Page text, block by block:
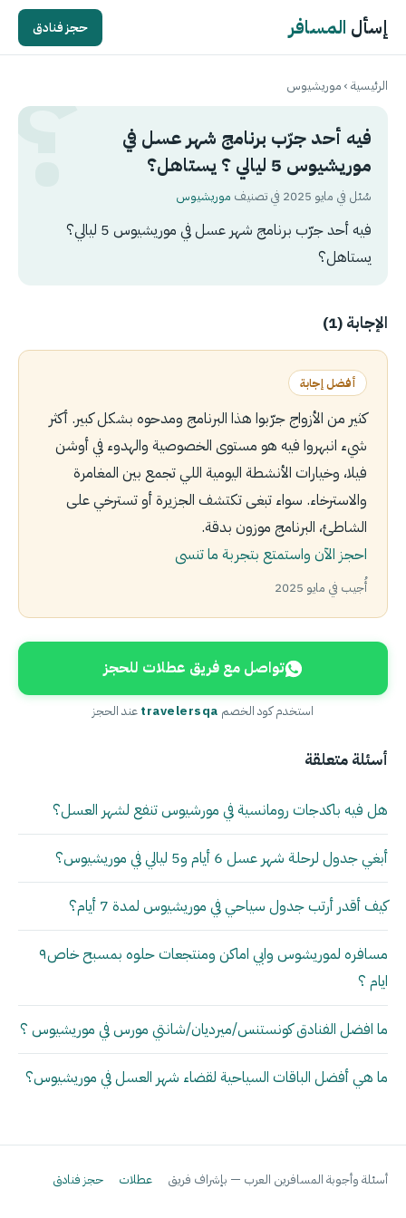
إسأل المسافر حجز فنادق
الرئيسية›موريشيوس
فيه أحد جرّب برنامج شهر عسل في
موريشيوس 5 ليالي ؟ يستاهل؟
سُئل في مايو 2025 في تصنيف موريشيوس
فيه أحد جرّب برنامج شهر عسل في موريشيوس 5 ليالي؟
يستاهل؟
الإجابة (1)
أفضل إجابة
كثير من الأزواج جرّبوا هذا البرنامج ومدحوه بشكل كبير. أكثر
شيء انبهروا فيه هو مستوى الخصوصية والهدوء في أوشن
فيلا، وخيارات الأنشطة اليومية اللي تجمع بين المغامرة
والاسترخاء. سواء تبغى تكتشف الجزيرة أو تسترخي على
الشاطئ، البرنامج موزون بدقة.
احجز الآن واستمتع بتجربة ما تنسى
أُجيب في مايو 2025
تواصل مع فريق عطلات للحجز
استخدم كود الخصم travelersqaعند الحجز
أسئلة متعلقة
هل فيه باكدجات رومانسية في مورشيوس تنفع لشهر العسل؟
أبغي جدول لرحلة شهر عسل 6 أيام و5 ليالي في موريشيوس؟
كيف أقدر أرتب جدول سياحي في موريشيوس لمدة 7 أيام؟
مسافره لموريشوس وابي اماكن ومنتجعات حلوه بمسبح خاص٩
ايام ؟
ما افضل الفنادق كونستنس/ميرديان/شانتي مورس في موريشيوس ؟
ما هي أفضل الباقات السياحية لقضاء شهر العسل في موريشيوس؟
أسئلة وأجوبة المسافرين العرب — بإشراف فريق عطلات حجز فنادق